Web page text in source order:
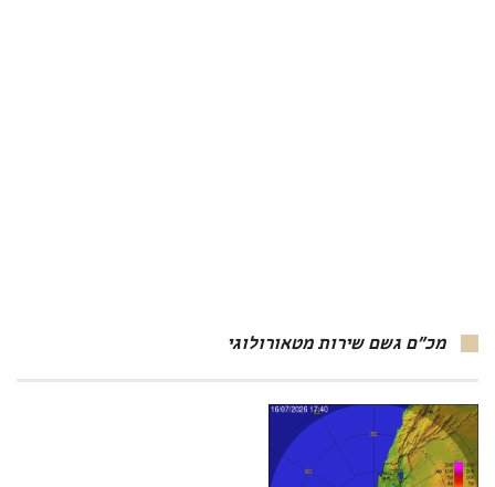
מכ"ם גשם שירות מטאורולוגי